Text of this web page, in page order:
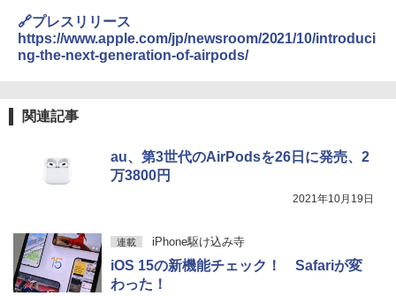
🔗プレスリリース
https://www.apple.com/jp/newsroom/2021/10/introduci
ng-the-next-generation-of-airpods/
関連記事
au、第3世代のAirPodsを26日に発売、2
万3800円
2021年10月19日
連載 iPhone駆け込み寺
iOS 15の新機能チェック！ Safariが変
わった！